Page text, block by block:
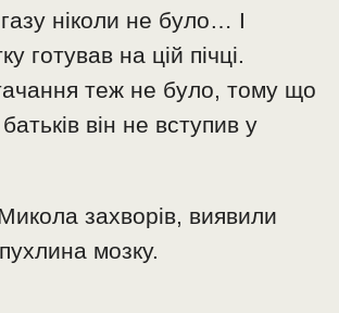
ніколи не було… І
готував на цій пічці.
теж не було, тому що
він не вступив у
захворів, виявили
мозку.